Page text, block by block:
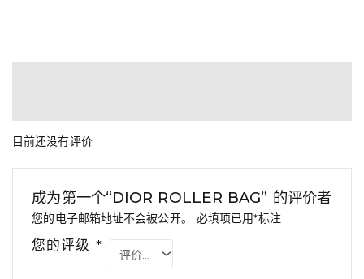
目前还没有评价
成为第一个“DIOR ROLLER BAG” 的评价者
您的电子邮箱地址不会被公开。 必填项已用*标注
您的评级*